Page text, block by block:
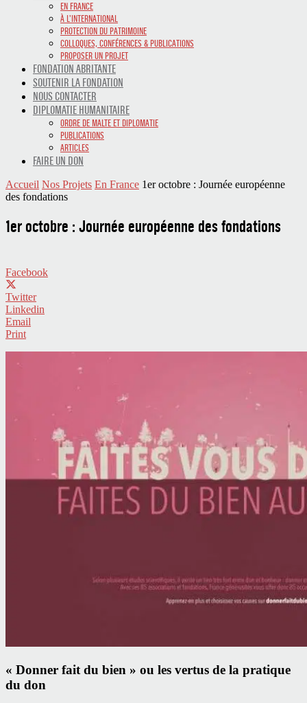
EN FRANCE
À L’INTERNATIONAL
PROTECTION DU PATRIMOINE
COLLOQUES, CONFÉRENCES & PUBLICATIONS
PROPOSER UN PROJET
FONDATION ABRITANTE
SOUTENIR LA FONDATION
NOUS CONTACTER
DIPLOMATIE HUMANITAIRE
ORDRE DE MALTE ET DIPLOMATIE
PUBLICATIONS
ARTICLES
FAIRE UN DON
Accueil Nos Projets En France 1er octobre : Journée européenne
des fondations
1er octobre : Journée européenne des fondations
Facebook
Twitter
Linkedin
Email
Print
« Donner fait du bien » ou les vertus de la pratique
du don